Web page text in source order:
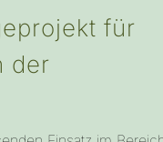
für
der